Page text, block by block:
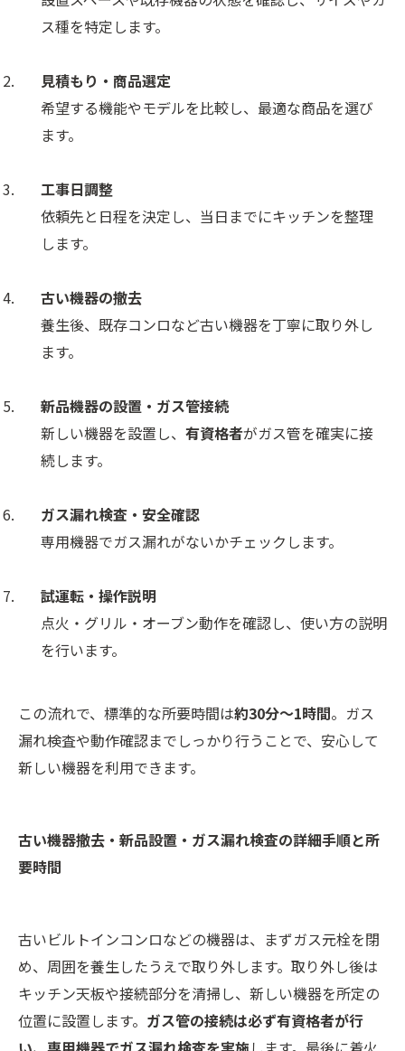
ス種を特定します。
見積もり・商品選定
希望する機能やモデルを比較し、最適な商品を選び
ます。
工事日調整
依頼先と日程を決定し、当日までにキッチンを整理
します。
古い機器の撤去
養生後、既存コンロなど古い機器を丁寧に取り外し
ます。
新品機器の設置・ガス管接続
新しい機器を設置し、 有資格者がガス管を確実に接
続します。
ガス漏れ検査・安全確認
専用機器でガス漏れがないかチェックします。
試運転・操作説明
点火・グリル・オーブン動作を確認し、使い方の説明
を行います。
この流れで、標準的な所要時間は約30分～1時間。ガス
漏れ検査や動作確認までしっかり行うことで、安心して
新しい機器を利用できます。
古い機器撤去・新品設置・ガス漏れ検査の詳細手順と所
要時間
古いビルトインコンロなどの機器は、まずガス元栓を閉
め、周囲を養生したうえで取り外します。取り外し後は
キッチン天板や接続部分を清掃し、新しい機器を所定の
位置に設置します。 ガス管の接続は必ず有資格者が行